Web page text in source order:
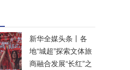
新华全媒头条丨 各
地“城超”探索文体旅
商融合发展“长红”之